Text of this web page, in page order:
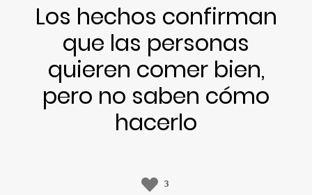
Los hechos confirman
que las personas
quieren comer bien,
pero no saben cómo
hacerlo
3